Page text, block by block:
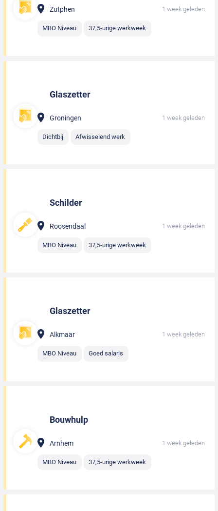
Zutphen 1 week geleden
MBO Niveau 37,5-urige werkweek
Glaszetter
Groningen 1 week geleden
Dichtbij Afwisselend werk
Schilder
Roosendaal 1 week geleden
MBO Niveau 37,5-urige werkweek
Glaszetter
Alkmaar 1 week geleden
MBO Niveau Goed salaris
Bouwhulp
Arnhem 1 week geleden
MBO Niveau 37,5-urige werkweek